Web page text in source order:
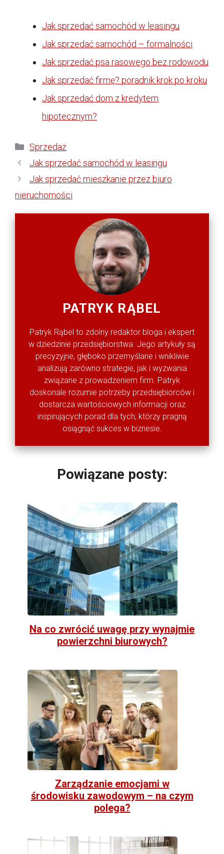
Jak sprzedać samochód w leasingu
Jak sprzedać samochód – formalności
Jak sprzedać psa rasowego bez rodowodu
Jak sprzedać firmę? poradnik krok po kroku
Jak sprzedać dom z kredytem
hipotecznym?
Kategorie
Sprzedaż
Jak sprzedać samochód w leasingu
Jak sprzedać mieszkanie przez biuro
nieruchomości
PATRYK RĄBEL
Patryk Rąbel to zdolny redaktor bloga i ekspert
w dziedzinie przedsiębiorstwa. Jego artykuły są
precyzyjne, głęboko przemyślane i wnikliwie
analizują zarówno strategie, jak i wyzwania
związane z prowadzeniem firm. Patryk
doskonale rozumie potrzeby przedsiębiorców i
dostarcza wartościowych informacji oraz
inspirujących porad dla tych, którzy pragną
osiągnąć sukces w biznesie.
Powiązane posty:
Na co zwrócić uwagę przy wynajmie
powierzchni biurowych?
Zarządzanie emocjami w
środowisku zawodowym – na czym
polega?